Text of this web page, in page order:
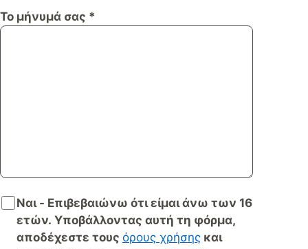
Το μήνυμά σας *
Ναι - Επιβεβαιώνω ότι είμαι άνω των 16
ετών. Υποβάλλοντας αυτή τη φόρμα,
αποδέχεστε τους όρους χρήσης και